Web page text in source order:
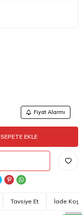
W
h
a
t
a
p
p
D
e
s
t
e
H
a
t
t
Fiyat Alarmı
SEPETE EKLE
Tavsiye Et İade